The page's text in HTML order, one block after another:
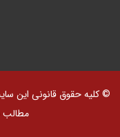
© کلیه حقوق قانونی این
مطالب